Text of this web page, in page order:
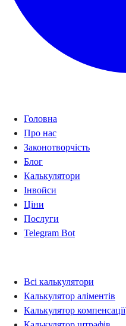
Головна
Про нас
Законотворчість
Блог
Калькулятори
Інвойси
Ціни
Послуги
Telegram Bot
Всі калькулятори
Калькулятор аліментів
Калькулятор компенсації